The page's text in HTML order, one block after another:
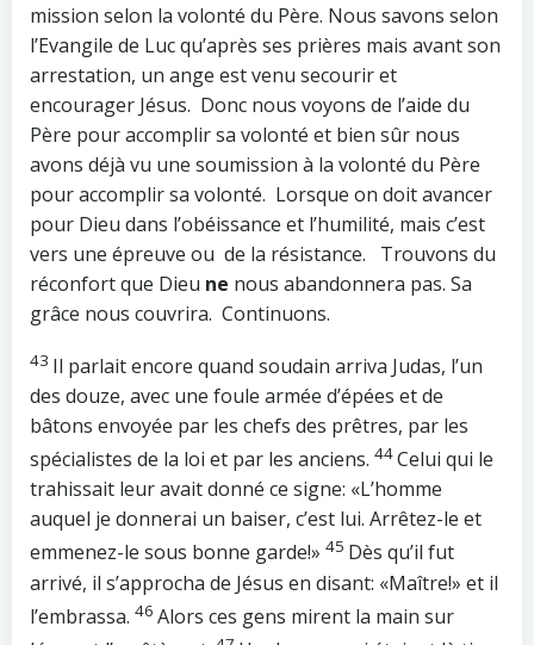
mission selon la volonté du Père. Nous savons selon
l’Evangile de Luc qu’après ses prières mais avant son
arrestation, un ange est venu secourir et
encourager Jésus. Donc nous voyons de l’aide du
Père pour accomplir sa volonté et bien sûr nous
avons déjà vu une soumission à la volonté du Père
pour accomplir sa volonté. Lorsque on doit avancer
pour Dieu dans l’obéissance et l’humilité, mais c’est
vers une épreuve ou de la résistance. Trouvons du
réconfort que Dieu ne nous abandonnera pas. Sa
grâce nous couvrira. Continuons.
43 Il parlait encore quand soudain arriva Judas, l’un
des douze, avec une foule armée d’épées et de
bâtons envoyée par les chefs des prêtres, par les
spécialistes de la loi et par les anciens. 44Celui qui le
trahissait leur avait donné ce signe: «L’homme
auquel je donnerai un baiser, c’est lui. Arrêtez-le et
emmenez-le sous bonne garde!» 45 Dès qu’il fut
arrivé, il s’approcha de Jésus en disant: «Maître!» et il
l’embrassa. 46 Alors ces gens mirent la main sur